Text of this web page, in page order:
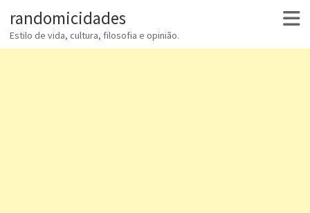
randomicidades
Estilo de vida, cultura, filosofia e opinião.